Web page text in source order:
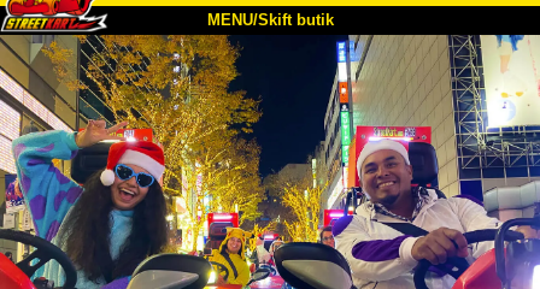
MENU/Skift butik
Om Specifikationer Pris
Adgang Stemme FAQ
Virksomhed Booking
Skift butik
Tokyo Shinagawa Tokyo Akihabara#1